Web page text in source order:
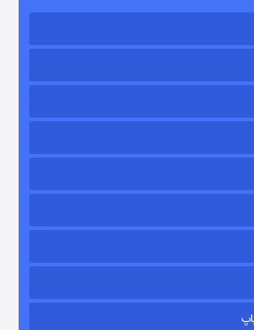
باب اسفنجی فصل ۱۷
6 (زیرنویس) منتشر شد
15 (دوبله) منتشر شد